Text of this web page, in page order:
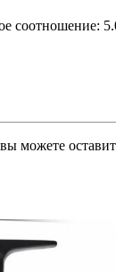
соотношение:
можете